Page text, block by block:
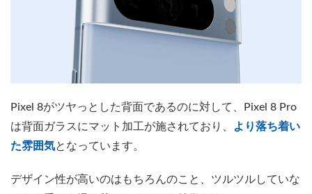
Pixel 8がツヤっとした背面であるのに対して、Pixel 8 Pro
は背面ガラスにマット加工が施されており、
より落ち着い
た雰囲気となっています。
デザイン性が高いのはもちろんのこと、ツルツルしていな